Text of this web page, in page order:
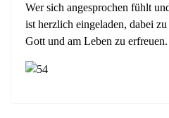
Wer sich angesprochen fühlt
ist herzlich eingeladen, dabei
Gott und am Leben zu erfreuen.